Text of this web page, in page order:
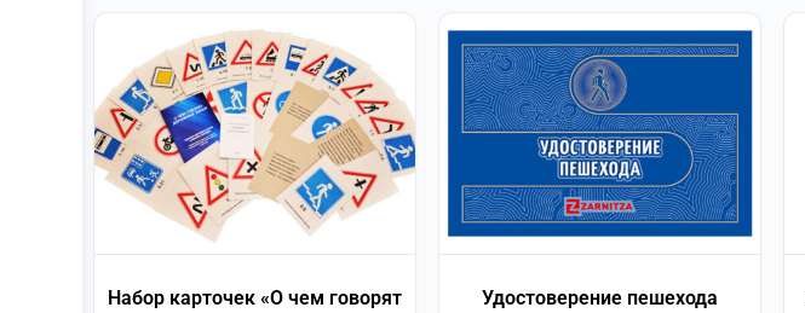
Набор карточек «О чем говорят
Удостоверение пешехода